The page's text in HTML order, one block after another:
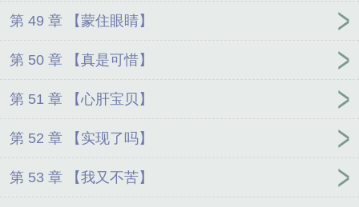
第 49 章 【蒙住眼睛】
第 50 章 【真是可惜】
第 51 章 【心肝宝贝】
第 52 章 【实现了吗】
第 53 章 【我又不苦】